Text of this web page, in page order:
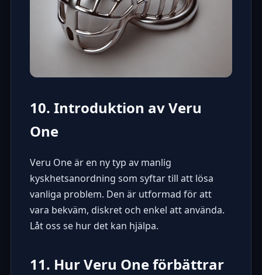
10. Introduktion av Veru
One
Veru One är en ny typ av manlig
kyskhetsanordning som syftar till att lösa
vanliga problem. Den är utformad för att
vara bekväm, diskret och enkel att använda.
Låt oss se hur det kan hjälpa.
11. Hur Veru One förbättrar